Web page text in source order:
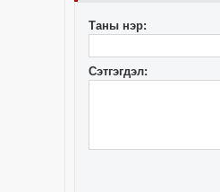
Таны нэр:
Сэтгэгдэл: